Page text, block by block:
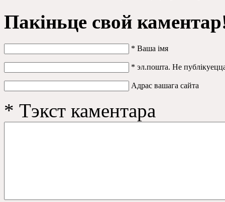
Пакіньце свой
* Ваша імя
* эл.пошта. Не
Адрас вашага сайта
* Тэкст каментара